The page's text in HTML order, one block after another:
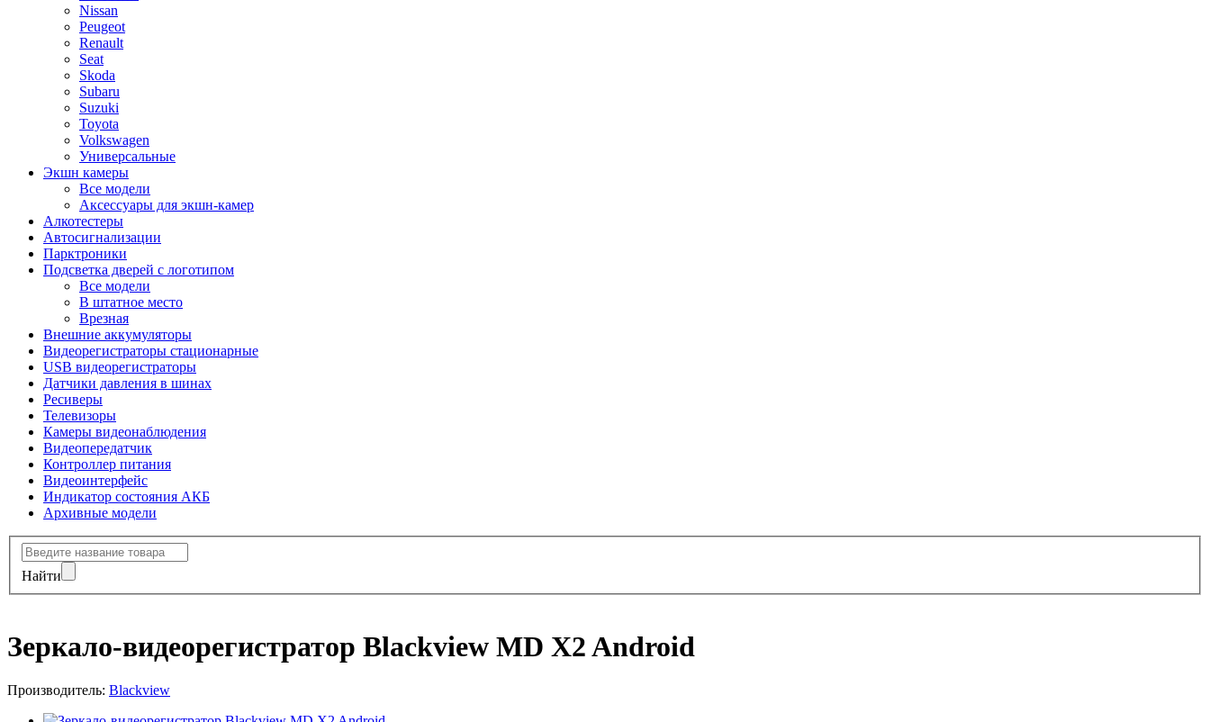
Nissan
Peugeot
Renault
Seat
Skoda
Subaru
Suzuki
Toyota
Volkswagen
Универсальные
Экшн камеры
Все модели
Аксессуары для экшн-камер
Алкотестеры
Автосигнализации
Парктроники
Подсветка дверей с логотипом
Все модели
В штатное место
Врезная
Внешние аккумуляторы
Видеорегистраторы стационарные
USB видеорегистраторы
Датчики давления в шинах
Ресиверы
Телевизоры
Камеры видеонаблюдения
Видеопередатчик
Контроллер питания
Видеоинтерфейс
Индикатор состояния АКБ
Архивные модели
Найти
Зеркало-видеорегистратор Blackview MD X2 Android
Производитель: Blackview